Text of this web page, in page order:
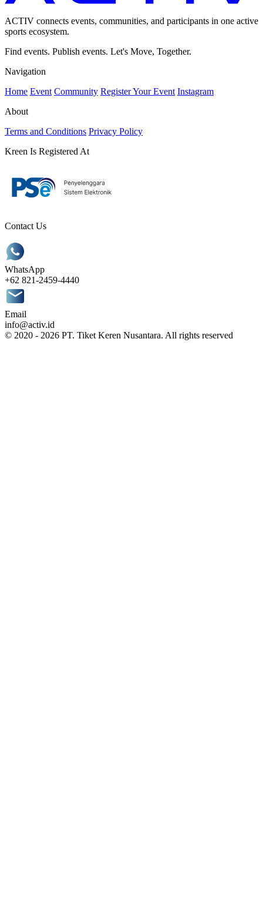
ACTIV connects events, communities, and participants in one active
sports ecosystem.
Find events. Publish events. Let's Move, Together.
Navigation
Home Event Community Register Your Event Instagram
About
Terms and Conditions Privacy Policy
Kreen Is Registered At
Contact Us
WhatsApp
+62 821-2459-4440
Email
info@activ.id
© 2020 - 2026 PT. Tiket Keren Nusantara. All rights reserved